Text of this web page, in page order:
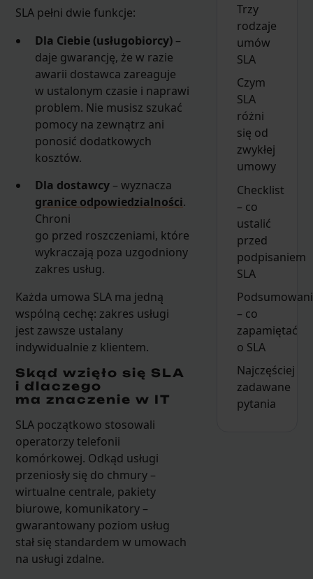
SLA pełni dwie funkcje:
Dla Ciebie (usługobiorcy) –
daje gwarancję, że w razie
awarii dostawca zareaguje
w ustalonym czasie i naprawi
problem. Nie musisz szukać
pomocy na zewnątrz ani
ponosić dodatkowych
kosztów.
Dla dostawcy – wyznacza
granice odpowiedzialności.
Chroni
go przed roszczeniami, które
wykraczają poza uzgodniony
zakres usług.
Każda umowa SLA ma jedną
wspólną cechę: zakres usługi
jest zawsze ustalany
indywidualnie z klientem.
Skąd wzięło się SLA
i dlaczego
ma znaczenie w IT
SLA początkowo stosowali
operatorzy telefonii
komórkowej. Odkąd usługi
przeniosły się do chmury –
wirtualne centrale, pakiety
biurowe, komunikatory –
gwarantowany poziom usług
stał się standardem w umowach
na usługi zdalne.
Trzy
rodzaje
umów
SLA
Czym
SLA
różni
się od
zwykłej
umowy
Checklist
– co
ustalić
przed
podpisaniem
SLA
– co
zapamiętać
o SLA
Najczęściej
zadawane
pytania